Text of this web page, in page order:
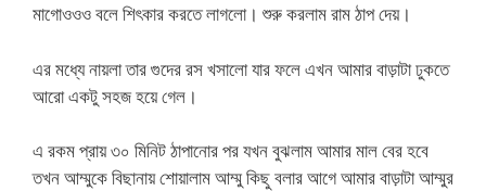
মাগোওওও বলে শিৎকার করতে লাগলো। শুরু করলাম রাম ঠাপ দেয়।
এর মধ্যে নায়লা তার গুদের রস খসালো যার ফলে এখন আমার বাড়াটা ঢুকতে
আরো একটু সহজ হয়ে গেল।
এ রকম প্রায় ৩০ মিনিট ঠাপানোর পর যখন বুঝলাম আমার মাল বের হবে
তখন আম্মুকে বিছানায় শোয়ালাম আম্মু কিছু বলার আগে আমার বাড়াটা আম্মুর